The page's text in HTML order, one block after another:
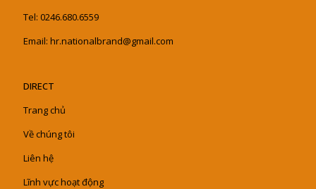
Tel: 0246.680.6559
Email: hr.nationalbrand@gmail.com
DIRECT
Trang chủ
Về chúng tôi
Liên hệ
Lĩnh vực hoạt động